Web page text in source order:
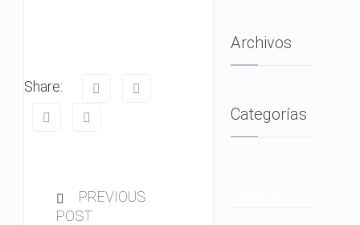
Share:
PREVIOUS
POST
Archivos
Categorías